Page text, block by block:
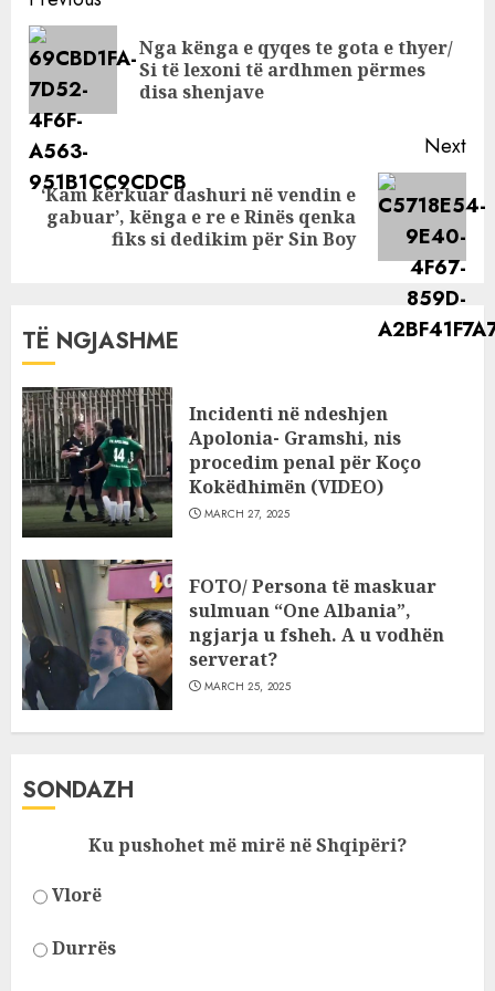
vete
ReadingNga kënga e qyqes te gota e thyer/
Si të lexoni të ardhmen përmes
disa shenjave
Next
Next
‘Kam kërkuar dashuri në vendin e
gabuar’, kënga e re e Rinës qenka
fiks si dedikim për Sin Boy
TË NGJASHME
Incidenti në ndeshjen
Apolonia- Gramshi, nis
procedim penal për Koço
Kokëdhimën (VIDEO)
MARCH 27, 2025
FOTO/ Persona të maskuar
sulmuan “One Albania”,
ngjarja u fsheh. A u vodhën
serverat?
MARCH 25, 2025
SONDAZH
Ku pushohet më mirë në Shqipëri?
Vlorë
Durrës